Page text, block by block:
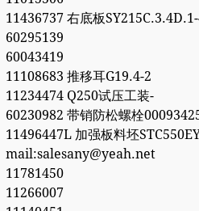
11436737 右底板
60295139
60043419
11108683 推移耳G19.4-2
11234474 Q250试压工装-
60230982 带销防松螺栓
11496447L 加强板料坯
mail:salesany@yeah.net
11781450
11266007